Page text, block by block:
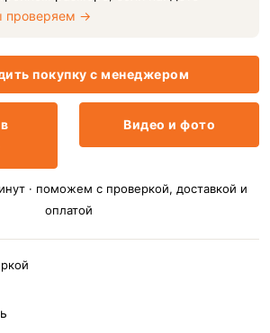
проверяем →
покупку с менеджером
Видео и фото
· поможем с проверкой, доставкой и
оплатой